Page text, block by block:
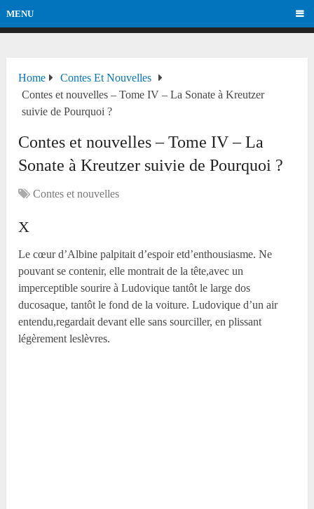
MENU
Home
Contes Et Nouvelles
Contes et nouvelles – Tome IV – La Sonate à Kreutzer
suivie de Pourquoi ?
Contes et nouvelles – Tome IV – La
Sonate à Kreutzer suivie de Pourquoi ?
Contes et nouvelles
X
Le cœur d’Albine palpitait d’espoir etd’enthousiasme. Ne
pouvant se contenir, elle montrait de la tête,avec un
imperceptible sourire à Ludovique tantôt le large dos
ducosaque, tantôt le fond de la voiture. Ludovique d’un air
entendu,regardait devant elle sans sourciller, en plissant
légèrement leslèvres.